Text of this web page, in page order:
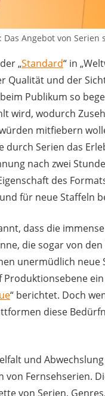
Das Angebot von
„Standard“ in
Qualität und der
Publikum so
wird, wodurch
mitfiebern
durch Serien das
nach zwei
des
für neue Staffeln
dass die
die sogar von
unermüdlich
Produktionsebene
“ berichtet. Doch
diese
und
Fernsehserien.
von Serien,